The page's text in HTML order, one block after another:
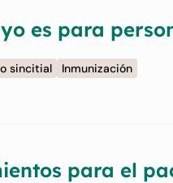
es para
sincitial Inmunización
para el